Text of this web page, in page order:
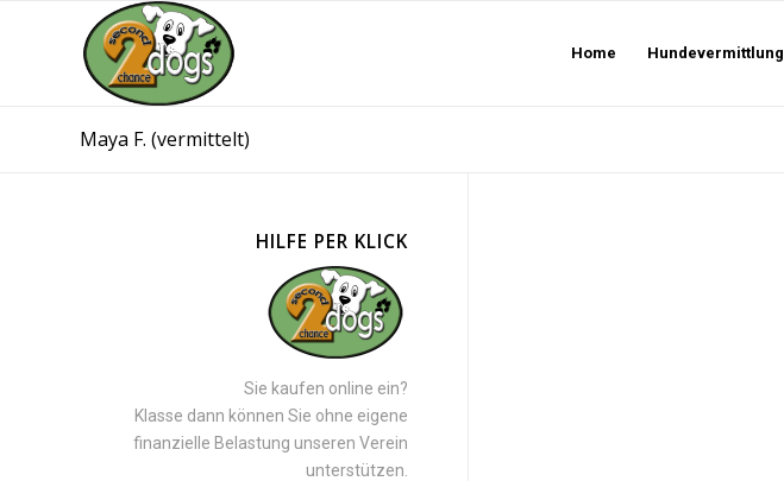
Home Hundevermittlung
Maya F. (vermittelt)
HILFE PER KLICK
Sie kaufen online ein?
Klasse dann können Sie ohne eigene
finanzielle Belastung unseren Verein
unterstützen.